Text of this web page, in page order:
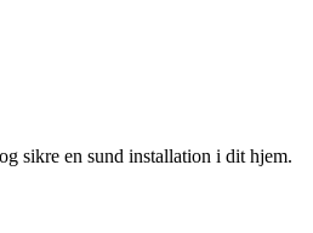
sikre en sund installation i dit hjem.